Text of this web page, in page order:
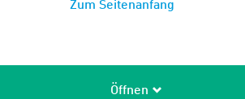
Zum Seitenanfang
Öffnen